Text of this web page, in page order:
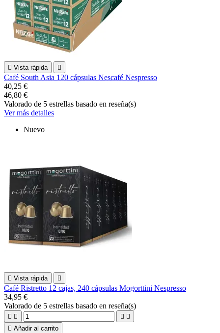
 Vista rápida 
Café South Asia 120 cápsulas Nescafé Nespresso
40,25 €
46,80 €
Valorado de 5 estrellas basado en reseña(s)
Ver más detalles
Nuevo
 Vista rápida 
Café Ristretto 12 cajas, 240 cápsulas Mogorttini Nespresso
34,95 €
Valorado de 5 estrellas basado en reseña(s)
   
 Añadir al carrito